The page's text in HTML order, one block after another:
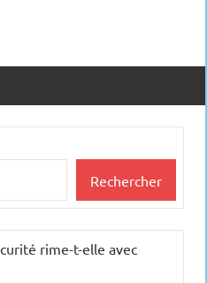
Rechercher
rime-t-elle avec